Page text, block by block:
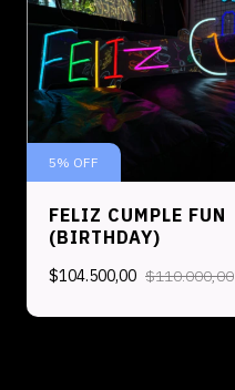
5% OFF
FELIZ CUMPLE FUN
(BIRTHDAY)
$104.500,00 $110.000,00